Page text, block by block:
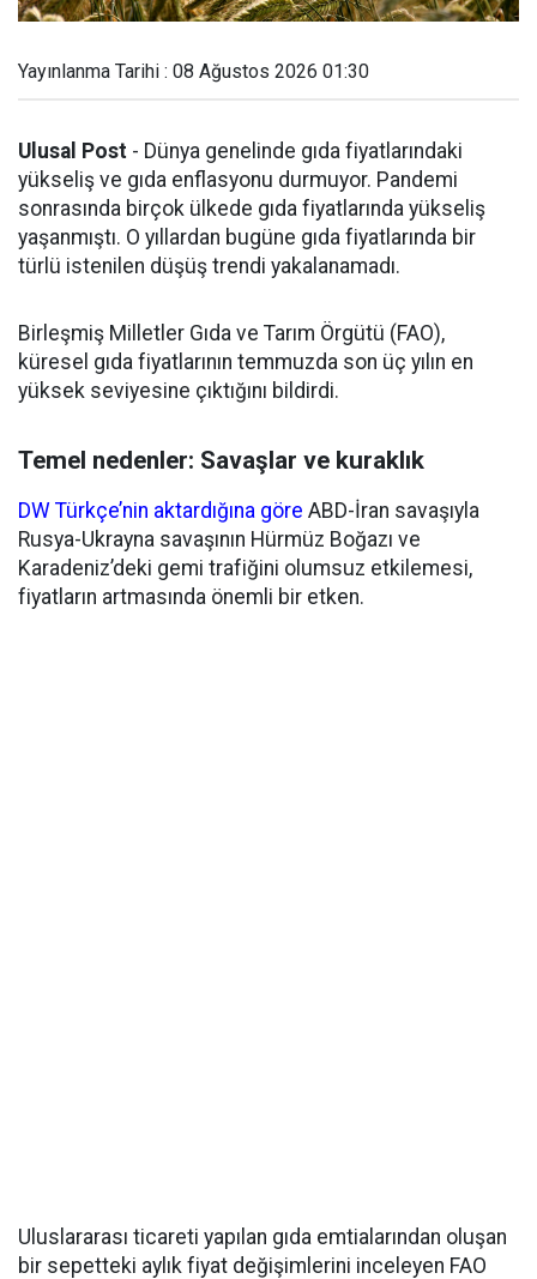
Yayınlanma Tarihi : 08 Ağustos 2026 01:30
Ulusal Post - Dünya genelinde gıda fiyatlarındaki
yükseliş ve gıda enflasyonu durmuyor. Pandemi
sonrasında birçok ülkede gıda fiyatlarında yükseliş
yaşanmıştı. O yıllardan bugüne gıda fiyatlarında bir
türlü istenilen düşüş trendi yakalanamadı.
Birleşmiş Milletler Gıda ve Tarım Örgütü (FAO),
küresel gıda fiyatlarının temmuzda son üç yılın en
yüksek seviyesine çıktığını bildirdi.
Temel nedenler: Savaşlar ve kuraklık
DW Türkçe’nin aktardığına göre ABD-İran savaşıyla
Rusya-Ukrayna savaşının Hürmüz Boğazı ve
Karadeniz’deki gemi trafiğini olumsuz etkilemesi,
fiyatların artmasında önemli bir etken.
Uluslararası ticareti yapılan gıda emtialarından oluşan
bir sepetteki aylık fiyat değişimlerini inceleyen FAO